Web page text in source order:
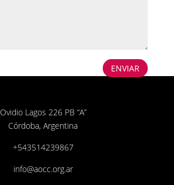
ENVIAR
Ovidio Lagos 226 PB “A”
Córdoba, Argentina
+543514239867
info@aocc.org.ar